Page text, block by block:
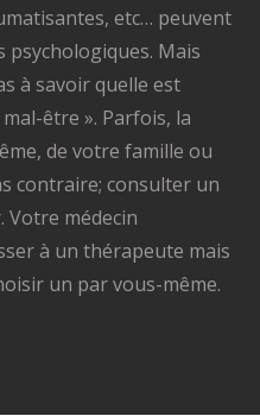
etc… peuvent
psychologiques. Mais
à savoir quelle est
être ». Parfois, la
de votre famille ou
contraire; consulter un
médecin
à un thérapeute mais
un par vous-même.